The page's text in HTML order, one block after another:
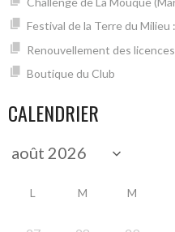
Festival de la Terre du
Renouvellement des licences
Boutique du Club
CALENDRIER
L M M